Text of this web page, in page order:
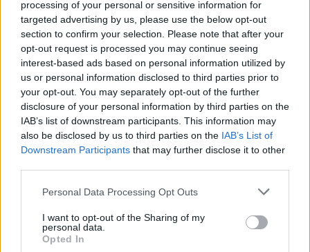
processing of your personal or sensitive information for
targeted advertising by us, please use the below opt-out
section to confirm your selection. Please note that after your
opt-out request is processed you may continue seeing
interest-based ads based on personal information utilized by
us or personal information disclosed to third parties prior to
your opt-out. You may separately opt-out of the further
disclosure of your personal information by third parties on the
IAB’s list of downstream participants. This information may
also be disclosed by us to third parties on the IAB’s List of
Downstream Participants that may further disclose it to other
Personal Data Processing Opt Outs
I want to opt-out of the Sharing of my
personal data.
Opted In
Comentário:
ARTIGO ANTERIOR
QURA: um vinho para
celebrar o lifestyle de
ARTIGO SEGUINTE